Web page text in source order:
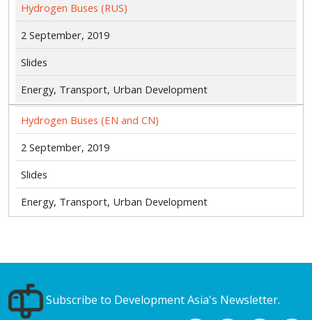
Hydrogen Buses (RUS)
2 September, 2019
Slides
Energy, Transport, Urban Development
Hydrogen Buses (EN and CN)
2 September, 2019
Slides
Energy, Transport, Urban Development
Subscribe to Development Asia's Newsletter.